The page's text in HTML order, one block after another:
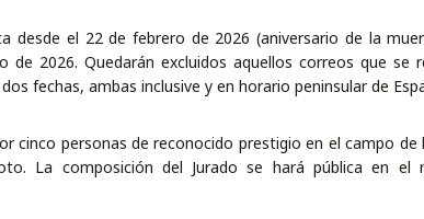
desde el 22 de febrero de 2026 (aniversario de la
de 2026. Quedarán excluidos aquellos correos que se
fechas, ambas inclusive y en horario peninsular de
cinco personas de reconocido prestigio en el campo
La composición del Jurado se hará pública en el